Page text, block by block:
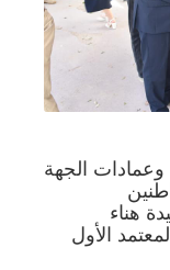
وعمادات الجهة
هناء
الأول